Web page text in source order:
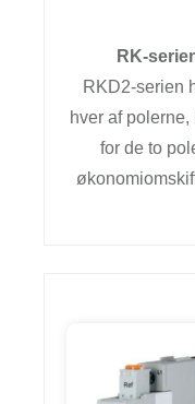
RK-
RKD2-serien
hver af
for de to